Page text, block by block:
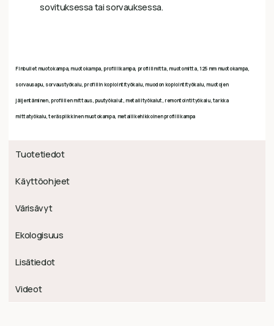
sovituksessa tai sorvauksessa.
Finbullet muotokampa, muotokampa, profiilikampa, profiilimitta, muotomitta, 125 mm muotokampa,
sorvausapu, sorvaustyökalu, profiilin kopiointityökalu, muodon kopiointityökalu, muotojen
jäljentäminen, profiilien mittaus, puutyökalut, metallityökalut, remontointityökalu, tarkka
mittatyökalu, teräspiikkinen muotokampa, metallikehikkoinen profiilikampa
Tuotetiedot
Käyttöohjeet
Värisävyt
Ekologisuus
Lisätiedot
Videot